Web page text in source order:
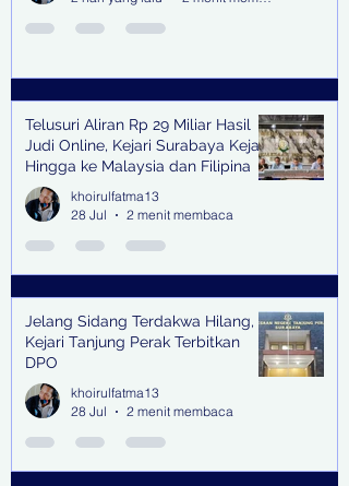
Telusuri Aliran Rp 29 Miliar Hasil
Judi Online, Kejari Surabaya Kejar
Hingga ke Malaysia dan Filipina
khoirulfatma13
28 Jul
2 menit membaca
Jelang Sidang Terdakwa Hilang,
Kejari Tanjung Perak Terbitkan
DPO
khoirulfatma13
28 Jul
2 menit membaca